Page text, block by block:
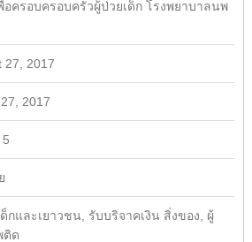
อครอบครอบครัวผู้ป่วยเด็ก โรงพยาบาลนพ
27, 2017
2017
5
ด็กและเยาวชน, รับบริจาคเงิน สิ่งของ, ผู้
ติด